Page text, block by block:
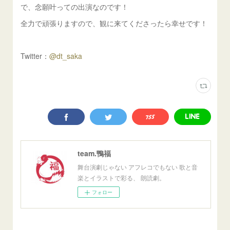
で、念願叶っての出演なのです！
全力で頑張りますので、観に来てくださったら幸せです！
Twitter：@dt_saka
team.鴨福
舞台演劇じゃない アフレコでもない 歌と音
楽とイラストで彩る、 朗読劇。
フォロー